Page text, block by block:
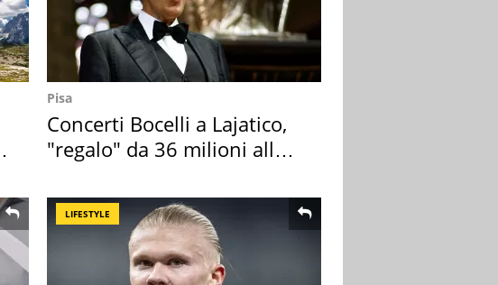
Pisa
Concerti Bocelli a Lajatico,
"regalo" da 36 milioni alla
LIFESTYLE